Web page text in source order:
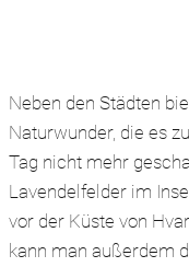
Neben den Städten
Naturwunder, die es
Tag nicht mehr
Lavendelfelder im
vor der Küste von
kann man außerdem